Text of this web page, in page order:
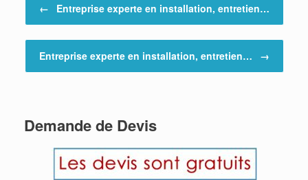
← Entreprise experte en installation, entretien…
Entreprise experte en installation, entretien… →
Demande de Devis